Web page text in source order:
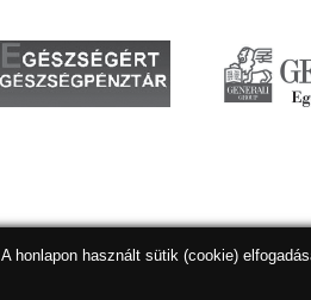
A honlapon használt sütik (cookie)